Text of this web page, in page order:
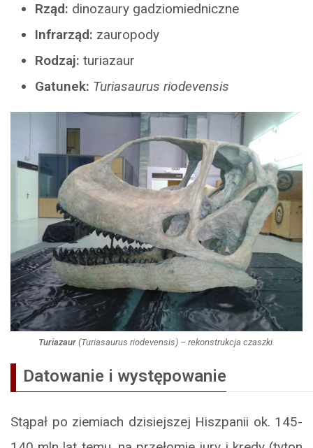
Rząd: dinozaury gadziomiedniczne
Infrarząd: zauropody
Rodzaj: turiazaur
Gatunek: Turiasaurus riodevensis
Turiazaur (Turiasaurus riodevensis) – rekonstrukcja czaszki.
Datowanie i występowanie
Stąpał po ziemiach dzisiejszej Hiszpanii ok. 145-